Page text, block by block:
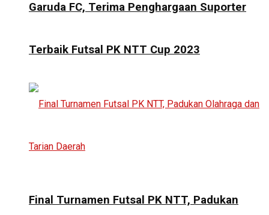
Garuda FC, Terima Penghargaan Suporter
Terbaik Futsal PK NTT Cup 2023
Final Turnamen Futsal PK NTT, Padukan